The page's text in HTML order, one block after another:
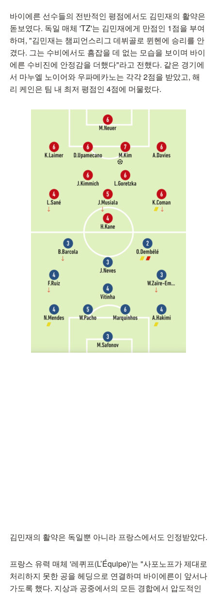
바이에른 선수들의 전반적인 평점에서도 김민재의 활약은
돋보였다. 독일 매체 'TZ'는 김민재에게 만점인 1점을 부여
하며, "김민재는 챔피언스리그 데뷔골로 뮌헨에 승리를 안
겼다. 그는 수비에서도 흠잡을 데 없는 모습을 보이며 바이
에른 수비진에 안정감을 더했다"라고 전했다. 같은 경기에
서 마누엘 노이어와 우파메카노는 각각 2점을 받았고, 해
리 케인은 팀 내 최저 평점인 4점에 머물렀다.
김민재의 활약은 독일뿐 아니라 프랑스에서도 인정받았다.
프랑스 유력 매체 '레퀴프(L’Équipe)'는 "사포노프가 제대로
처리하지 못한 공을 헤딩으로 연결하며 바이에른이 앞서나
가도록 했다. 지상과 공중에서의 모든 경합에서 압도적인